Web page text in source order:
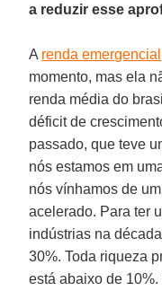
a reduzir esse
A renda emergencial
momento, mas ela
renda média do
déficit de
passado, que teve
nós estamos em
nós vínhamos de
acelerado. Para ter
indústrias na
30%. Toda riqueza
está abaixo de